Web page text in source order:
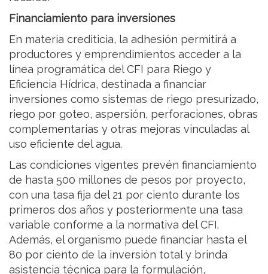
Financiamiento para inversiones
En materia crediticia, la adhesión permitirá a
productores y emprendimientos acceder a la
línea programática del CFI para Riego y
Eficiencia Hídrica, destinada a financiar
inversiones como sistemas de riego presurizado,
riego por goteo, aspersión, perforaciones, obras
complementarias y otras mejoras vinculadas al
uso eficiente del agua.
Las condiciones vigentes prevén financiamiento
de hasta 500 millones de pesos por proyecto,
con una tasa fija del 21 por ciento durante los
primeros dos años y posteriormente una tasa
variable conforme a la normativa del CFI.
Además, el organismo puede financiar hasta el
80 por ciento de la inversión total y brinda
asistencia técnica para la formulación,